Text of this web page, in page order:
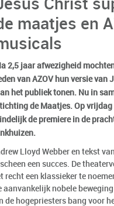
Christ
maatjes en
2,5 jaar afwezigheid
van AZOV hun versie van
het publiek tonen. Nu in
de Maatjes. Op
de premiere in de
Lloyd Webber en tekst
een succes. De
een klassieker te
nobele
hogepriesters bang voor